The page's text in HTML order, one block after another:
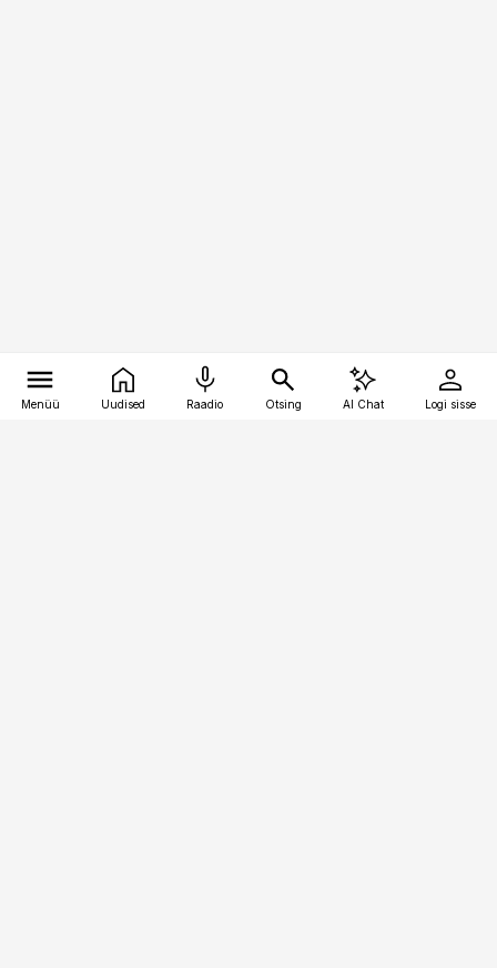
Menüü Uudised Raadio Otsing AI Chat Logi sisse